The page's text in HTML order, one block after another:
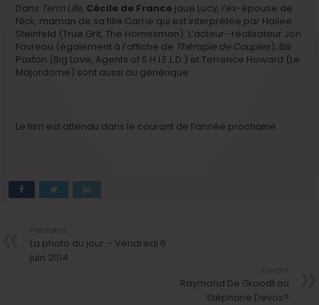
Dans Term Life, Cécile de France joue Lucy, l’ex-épouse de
Nick, maman de sa fille Carrie qui est interprétée par Hailee
Steinfeld (True Grit, The Homesman). L’acteur- réalisateur Jon
Favreau (également à l’affiche de Thérapie de Couples), Bill
Paxton (Big Love, Agents of S.H.I.E.L.D.) et Terrence Howard (Le
Majordome) sont aussi au générique
Le film est attendu dans le courant de l’année prochaine.
La photo du jour – Vendredi 6
juin 2014
Raymond De Groodt ou
Stéphane Devos?